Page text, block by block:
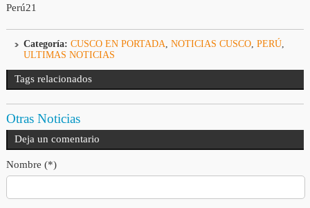
Perú21
Categoría: CUSCO EN PORTADA NOTICIAS CUSCO, PERÚ,
ULTIMAS NOTICIAS
Tags relacionados
Otras Noticias
Deja un comentario
Nombre (*)